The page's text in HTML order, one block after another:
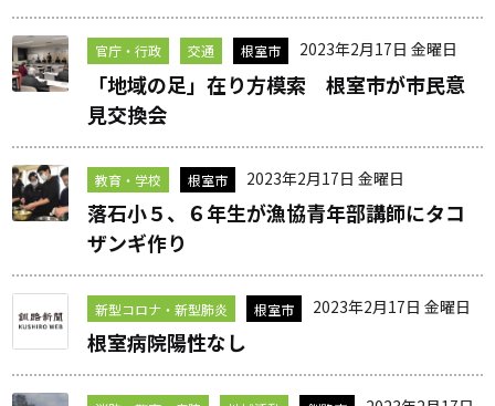
官庁・行政 交通 根室市 2023年2月17日 金曜日
「地域の足」在り方模索 根室市が市民意
見交換会
教育・学校 根室市 2023年2月17日 金曜日
落石小５、６年生が漁協青年部講師にタコ
ザンギ作り
新型コロナ・新型肺炎 根室市 2023年2月17日 金曜日
根室病院陽性なし